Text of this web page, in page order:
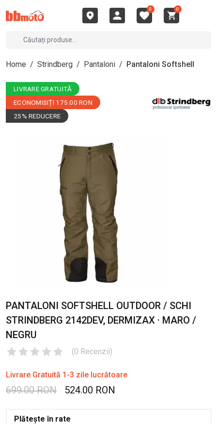
0 0
Home / Strindberg / Pantaloni / Pantaloni Softshell
LIVRARE GRATUITĂ
ECONOMISIȚI 175.00 RON
25% REDUCERE
PANTALONI SOFTSHELL OUTDOOR / SCHI
STRINDBERG 2142DEV, DERMIZAX · MARO /
NEGRU
(0 Recenzii)
Livrare Gratuită 1-3 zile lucrătoare
699.00 RON 524.00 RON
Plătește în rate